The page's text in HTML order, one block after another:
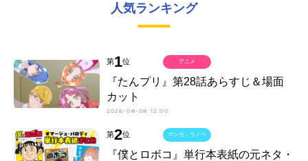
人気ランキング
第1位
『たんプリ』第28話あらすじ＆場面
カット
2026-08-08 12:00
アニメ
第2位
『僕とロボコ』単行本表紙の元ネタ・
マンガ・ラノベ